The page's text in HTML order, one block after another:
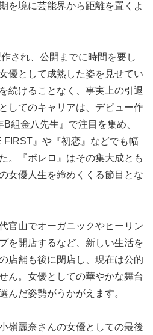
を境に芸能界から距離を置くよ
され、公開までに時間を要し
優として成熟した姿を見せてい
続けることなく、事実上の引退
してのキャリアは、デビュー作
B組金八先生』で注目を集め、
FIRST』や『初恋』などでも幅
。『ボレロ』はその集大成とも
女優人生を締めくくる節目とな
官山でオーガニックやヒーリン
を開店するなど、新しい生活を
店舗も後に閉店し、現在は公的
ん。女優としての華やかな舞台
んだ姿勢がうかがえます。
嶺麗奈さんの女優としての最後